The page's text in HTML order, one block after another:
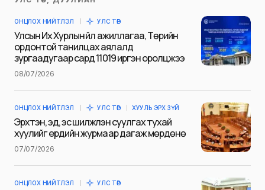
Таны имэйл хаягийг нийтлэхгүй.
тэмдэглэсэн
Сэтгэгдэл*
Name
ОНЦЛОХ НИЙТЛЭЛ УЛС ТӨР
Улсын Их Хурлын үйл ажиллагаа, Төрийн
ордонтой танилцах аялалд
зургаадугаар сард 11019 иргэн оролцжээ
08/07/2026
ОНЦЛОХ НИЙТЛЭЛ УЛС ТӨР ХУУЛЬ ЭРХ ЗҮЙ
Эрхтэн, эд, эс шилжүүлэн суулгах тухай
хуулийг ердийн журмаар дагаж мөрдөнө
07/07/2026
ОНЦЛОХ НИЙТЛЭЛ УЛС ТӨР